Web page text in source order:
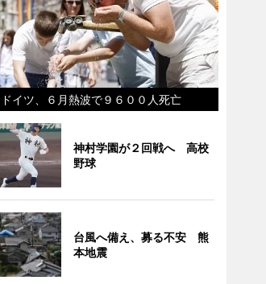
ドイツ、６月熱波で９６００人死亡
神村学園が２回戦へ 高校
野球
台風へ備え、募る不安 熊
本地震